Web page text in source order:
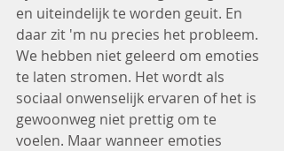
en uiteindelijk te worden geuit. En
daar zit 'm nu precies het probleem.
We hebben niet geleerd om emoties
te laten stromen. Het wordt als
sociaal onwenselijk ervaren of het is
gewoonweg niet prettig om te
voelen. Maar wanneer emoties